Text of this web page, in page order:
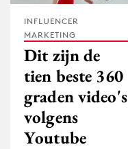
INFLUENCER
MARKETING
Dit zijn de
tien beste 360
graden video's
volgens
Youtube